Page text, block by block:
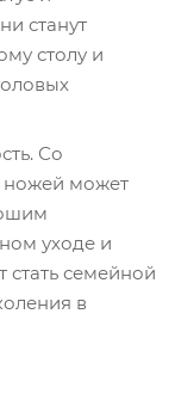
станут
столу и
Со
ножей может
уходе и
семейной
в